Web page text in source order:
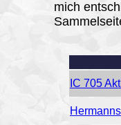
mich
IC 705